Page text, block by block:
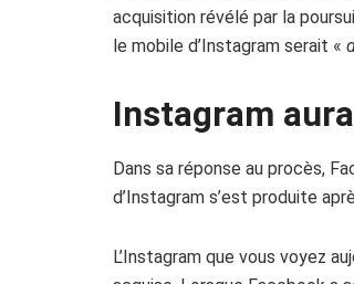
acquisition révélé par la
le mobile d’Instagram serait «
Instagram
Dans sa réponse au procès,
d’Instagram s’est produite
L’Instagram que vous voyez